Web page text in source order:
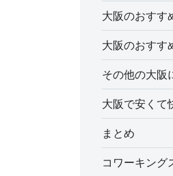
大阪のおすす
大阪のおすす
その他の大阪
大阪で安くて
まとめ
コワーキング